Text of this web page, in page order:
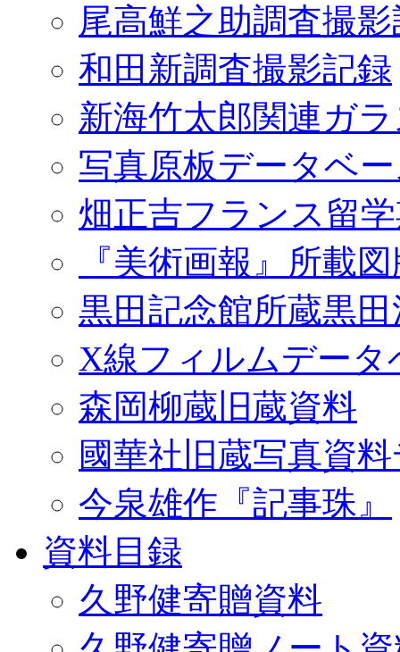
尾高鮮之助調査撮
和田新調査撮影記録
新海竹太郎関連ガ
写真原板データベ
畑正吉フランス留
『美術画報』所載
黒田記念館所蔵黒
X線フィルムデータ
森岡柳蔵旧蔵資料
國華社旧蔵写真資
今泉雄作『記事珠』
資料目録
久野健寄贈資料